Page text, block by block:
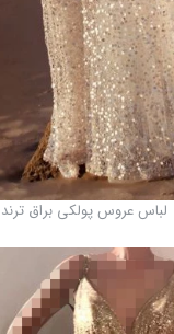
لباس عروس پولکی براق ترند